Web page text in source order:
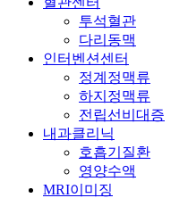
투석혈관
다리동맥
인터벤션센터
정계정맥류
하지정맥류
전립선비대증
내과클리닉
호흡기질환
영양수액
MRI이미징